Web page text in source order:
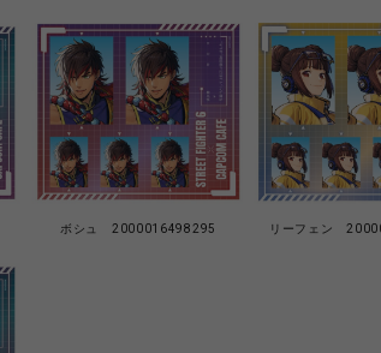
ボシュ 2000016498295 リーフェン